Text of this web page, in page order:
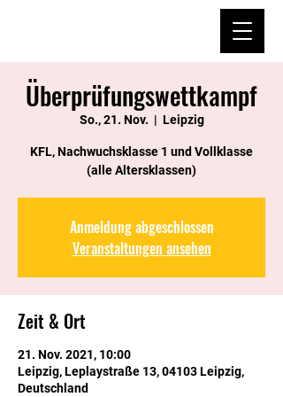
Überprüfungswettkampf
So., 21. Nov.
  |
Leipzig
KFL, Nachwuchsklasse 1 und Vollklasse
(alle Altersklassen)
Anmeldung abgeschlossen
Veranstaltungen ansehen
Zeit & Ort
21. Nov. 2021, 10:00
Leipzig, Leplaystraße 13, 04103 Leipzig,
Deutschland